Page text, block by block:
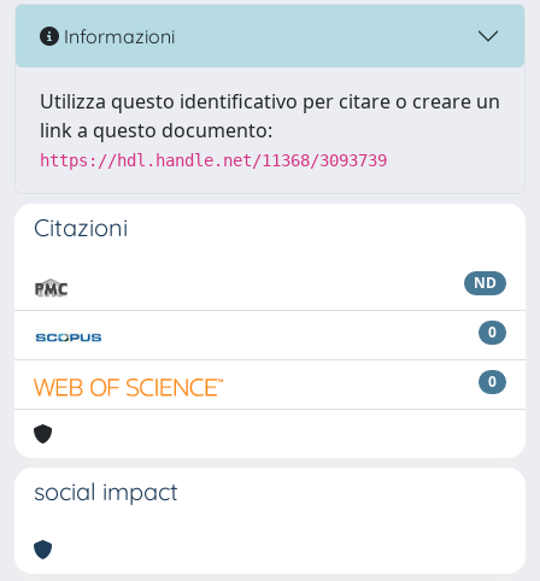
Informazioni
Utilizza questo identificativo per citare o creare un
link a questo documento:
https://hdl.handle.net/11368/3093739
Citazioni
ND
0
0
social impact